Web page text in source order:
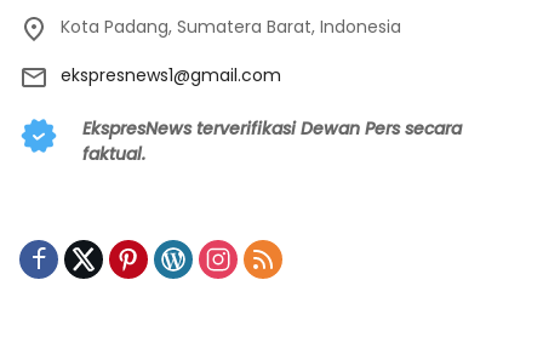
Kota Padang, Sumatera Barat, Indonesia
ekspresnews1@gmail.com
EkspresNews terverifikasi Dewan Pers secara
faktual.